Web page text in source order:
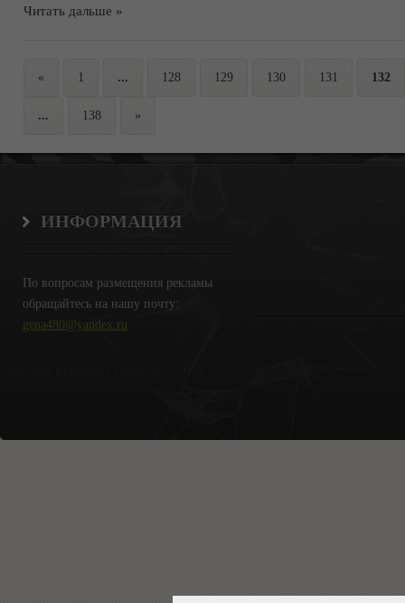
Читать дальше »
« 1 ... 128 129 130 131 132
... 138 »
ИНФОРМАЦИЯ
По вопросам размещения рекламы
обращайтесь на нашу почту:
gena480@yandex.ru